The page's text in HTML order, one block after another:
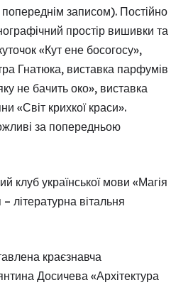
попереднім записом). Постійно
простір вишивки та
«Кут ене босогосу»,
Гнатюка, виставка парфумів
не бачить око», виставка
«Світ крихкої краси».
за попередньою
клуб української мови «Магія
літературна вітальня
краєзнавча
Досичева «Архітектура